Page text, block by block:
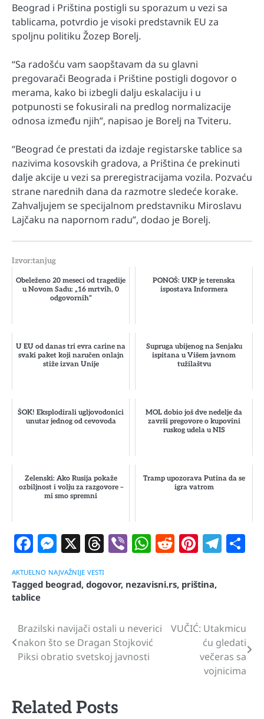
Beograd i Priština postigli su sporazum u vezi sa
tablicama, potvrdio je visoki predstavnik EU za
spoljnu politiku Žozep Borelj.
“Sa radošću vam saopštavam da su glavni
pregovarači Beograda i Prištine postigli dogovor o
merama, kako bi izbegli dalju eskalaciju i u
potpunosti se fokusirali na predlog normalizacije
odnosa između njih”, napisao je Borelj na Tviteru.
“Beograd će prestati da izdaje registarske tablice sa
nazivima kosovskih gradova, a Priština će prekinuti
dalje akcije u vezi sa preregistracijama vozila. Pozvaću
strane narednih dana da razmotre sledeće korake.
Zahvaljujem se specijalnom predstavniku Miroslavu
Lajčaku na napornom radu”, dodao je Borelj.
Izvor:tanjug
Obeleženo 20 meseci od tragedije
u Novom Sadu: „16 mrtvih, 0
odgovornih“
PONOŠ: UKP je terenska
ispostava Informera
U EU od danas tri evra carine na
svaki paket koji naručen onlajn
stiže izvan Unije
Supruga ubijenog na Senjaku
ispitana u Višem javnom
tužilaštvu
ŠOK! Eksplodirali ugljovodonici
unutar jednog od cevovoda
MOL dobio još dve nedelje da
završi pregovore o kupovini
ruskog udela u NIS
Zelenski: Ako Rusija pokaže
ozbiljnost i volju za razgovore –
mi smo spremni
Tramp upozorava Putina da se
igra vatrom
Facebook
Messenger
X Threads
ViberWhatsApp
Reddit
AKTUELNO NAJVAŽNIJE VESTI
Tagged beograd, dogovor, nezavisni.rs, priština,
tablice
Navigacija
članaka
Brazilski navijači ostali u neverici
nakon što se Dragan Stojković
Piksi obratio svetskoj javnosti
VUČIĆ: Utakmicu
ću gledati
večeras sa
vojnicima
Related Posts